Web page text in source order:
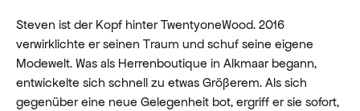
Steven ist der Kopf hinter TwentyoneWood. 2016
verwirklichte er seinen Traum und schuf seine eigene
Modewelt. Was als Herrenboutique in Alkmaar begann,
entwickelte sich schnell zu etwas Größerem. Als sich
gegenüber eine neue Gelegenheit bot, ergriff er sie sofort,